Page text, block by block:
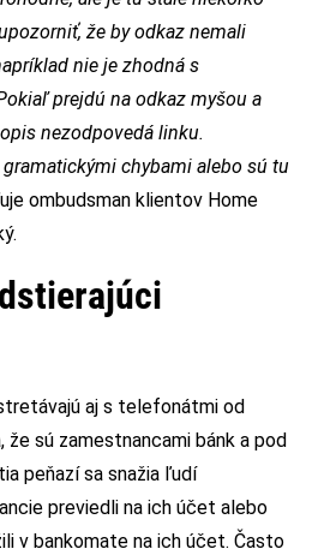
že by odkaz nemali
nie je zhodná s
prejdú na odkaz myšou a
nezodpovedá linku.
chybami alebo sú tu
ombudsman klientov Home
aj s telefonátmi od
sú zamestnancami bánk a pod
peňazí sa snažia ľudí
previedli na ich účet alebo
v bankomate na ich účet. Často